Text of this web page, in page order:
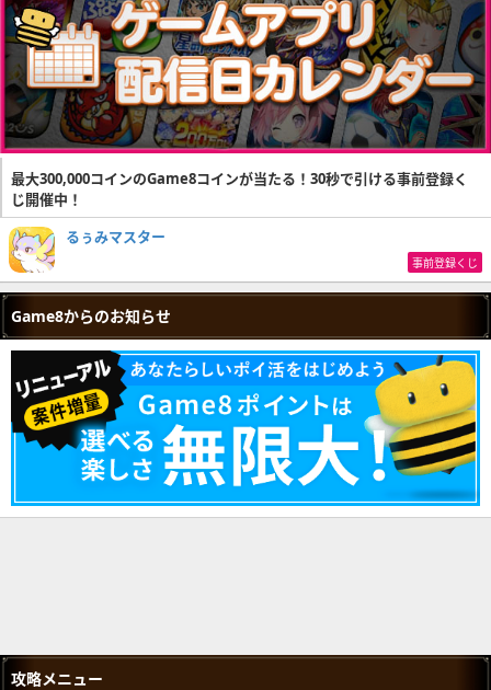
最大300,000コインのGame8コインが当たる！30秒で引ける事前登録く
じ開催中！
るぅみマスター
事前登録くじ
Game8からのお知らせ
攻略メニュー